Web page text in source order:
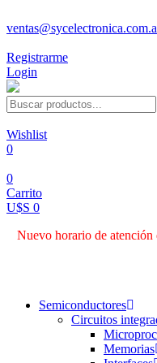
Registrarme
Login
Wishlist
0
0
Carrito
U$S 0
Nuevo horario de atención
Semiconductores
Circuitos
Memorias